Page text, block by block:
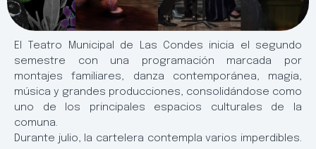
El Teatro Municipal de Las Condes inicia el segundo
semestre con una programación marcada por
montajes familiares, danza contemporánea, magia,
música y grandes producciones, consolidándose como
uno de los principales espacios culturales de la
comuna.
Durante julio, la cartelera contempla varios imperdibles.